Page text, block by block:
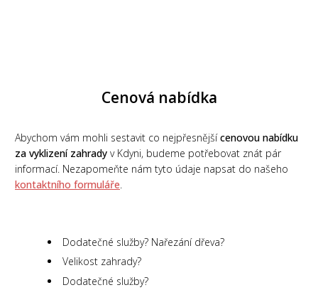
Cenová nabídka
Abychom vám mohli sestavit co nejpřesnějšícenovou nabídku
za vyklizení zahrady v Kdyni, budeme potřebovat znát pár
informací. Nezapomeňte nám tyto údaje napsat do našeho
kontaktního formuláře.
Dodatečné služby? Nařezání dřeva?
Velikost zahrady?
Dodatečné služby?